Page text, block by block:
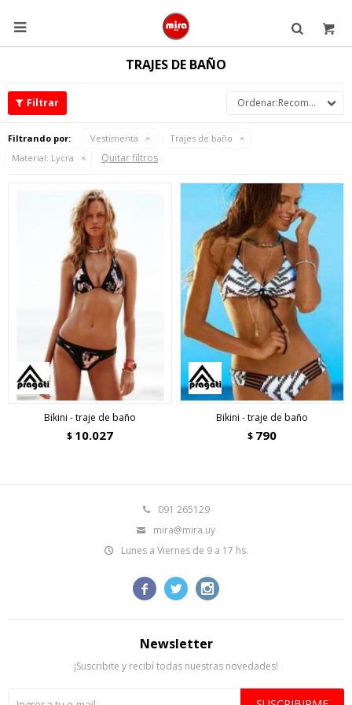

TRAJES DE BAÑO
Recomendados
Filtrando por: Vestimenta
Trajes de baño
Material: Lycra Quitar filtros
Bikini - traje de baño
$ 10.027
Bikini - traje de baño
$ 790
091 265129
mira@mira.uy
Lunes a Viernes de 9 a 17 hs.
  
Newsletter
¡Suscribite y recibí todas nuestras novedades!